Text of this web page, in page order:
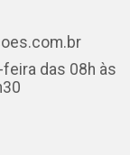
das 08h às